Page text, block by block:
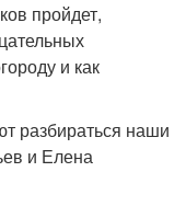
пройдет,
и как
разбираться наши
и Елена